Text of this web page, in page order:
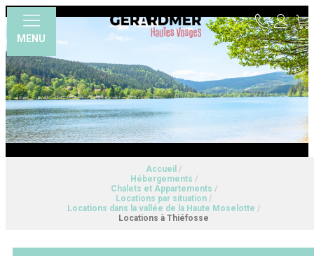
MENU
Accueil /
Hébergements /
Chalets et Appartements /
Locations par situation /
Locations dans la vallée de la Haute Moselotte /
Locations à Thiéfosse